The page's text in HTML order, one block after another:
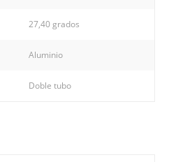
27,40 grados
Aluminio
Doble tubo